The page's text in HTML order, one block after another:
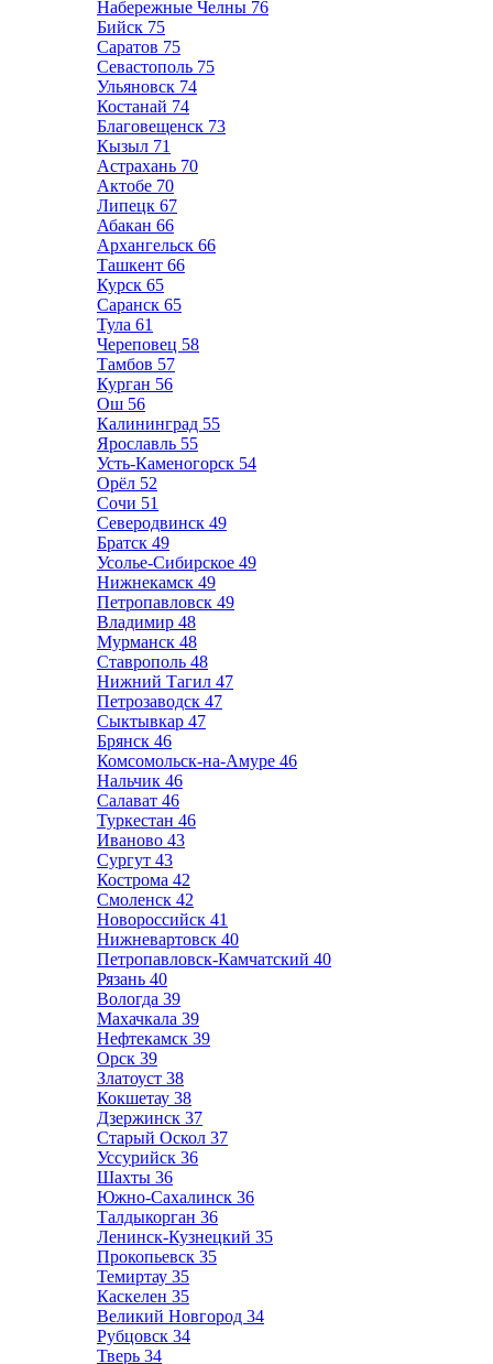
Набережные Челны 76
Бийск 75
Саратов 75
Севастополь 75
Ульяновск 74
Костанай 74
Благовещенск 73
Кызыл 71
Астрахань 70
Актобе 70
Липецк 67
Абакан 66
Архангельск 66
Ташкент 66
Курск 65
Саранск 65
Тула 61
Череповец 58
Тамбов 57
Курган 56
Ош 56
Калининград 55
Ярославль 55
Усть-Каменогорск 54
Орёл 52
Сочи 51
Северодвинск 49
Братск 49
Усолье-Сибирское 49
Нижнекамск 49
Петропавловск 49
Владимир 48
Мурманск 48
Ставрополь 48
Нижний Тагил 47
Петрозаводск 47
Сыктывкар 47
Брянск 46
Комсомольск-на-Амуре 46
Нальчик 46
Салават 46
Туркестан 46
Иваново 43
Сургут 43
Кострома 42
Смоленск 42
Новороссийск 41
Нижневартовск 40
Петропавловск-Камчатский 40
Рязань 40
Вологда 39
Махачкала 39
Нефтекамск 39
Орск 39
Златоуст 38
Кокшетау 38
Дзержинск 37
Старый Оскол 37
Уссурийск 36
Шахты 36
Южно-Сахалинск 36
Талдыкорган 36
Ленинск-Кузнецкий 35
Прокопьевск 35
Темиртау 35
Каскелен 35
Великий Новгород 34
Рубцовск 34
Тверь 34